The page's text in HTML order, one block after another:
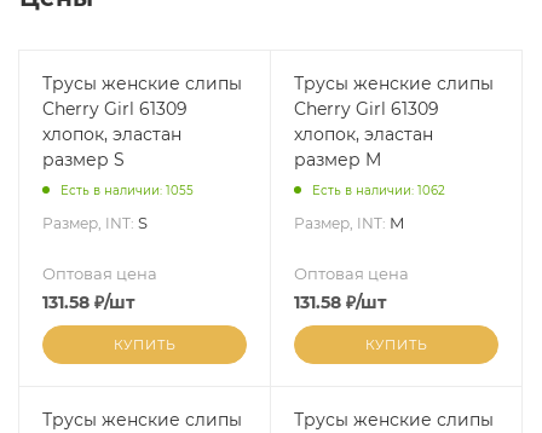
Трусы женские слипы
Cherry Girl 61309
хлопок, эластан
размер S
Есть в наличии: 1055
Размер, INT: S
Оптовая цена
131.58 ₽/шт
КУПИТЬ
Трусы женские слипы
Cherry Girl 61309
хлопок, эластан
размер M
Есть в наличии: 1062
Размер, INT: M
Оптовая цена
131.58 ₽/шт
КУПИТЬ
Трусы женские слипы
Трусы женские слипы